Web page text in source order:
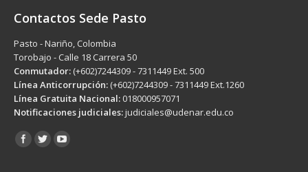
Contactos Sede Pasto
Pasto - Nariño, Colombia
Torobajo - Calle 18 Carrera 50
Conmutador: (+602)7244309 - 7311449 Ext. 500
Línea Anticorrupción: (+602)7244309 - 7311449 Ext.1260
Línea Gratuita Nacional: 018000957071
Notificaciones judiciales:judiciales@udenar.edu.co
Encuéntranos en: